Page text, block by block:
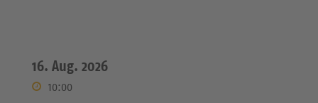
16. Aug. 2026
10:00